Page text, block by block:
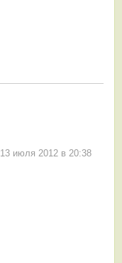
13 июля 2012 в 20:38